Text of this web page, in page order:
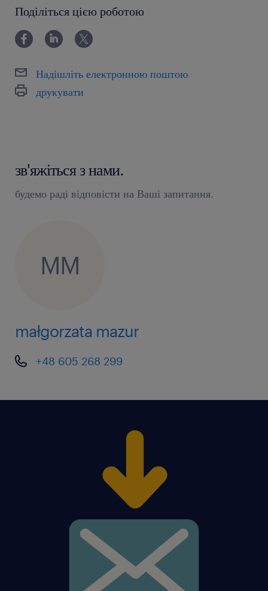
Поділіться цією роботою
Надішліть електронною поштою
друкувати
зв'яжіться з нами.
будемо раді відповісти на Ваші запитання.
MM
małgorzata mazur
+48 605 268 299